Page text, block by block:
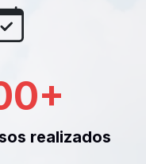
+
realizados